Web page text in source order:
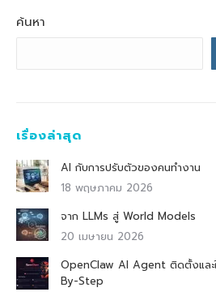
ค้นหา
เรื่องล่าสุด
AI กับการปรับตัวของคนทำงาน
18 พฤษภาคม 2026
จาก LLMs สู่ World Models
20 เมษายน 2026
OpenClaw AI Agent ติดตั้งแล
By-Step